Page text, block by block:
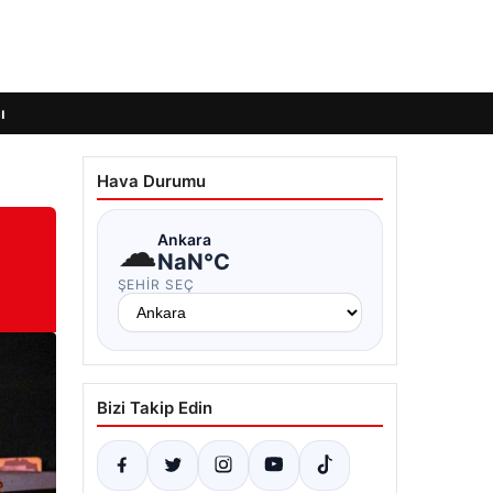
Hava Durumu
☁Ankara
NaN°C
ŞEHIR SEÇ
Bizi Takip Edin